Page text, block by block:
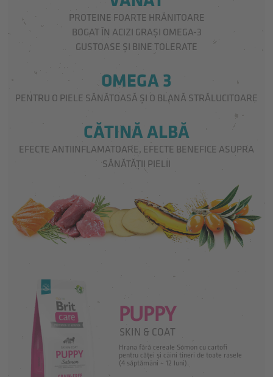
PROTEINE FOARTE HRĂNITOARE
BOGAT ÎN ACIZI GRAȘI OMEGA-3
GUSTOASE ȘI BINE TOLERATE
OMEGA 3
PENTRU O PIELE SĂNĂTOASĂ ȘI O BLANĂ STRĂLUCITOARE
CĂTINĂ ALBĂ
EFECTE ANTIINFLAMATOARE, EFECTE BENEFICE ASUPRA
SĂNĂTĂȚII PIELII
PUPPY
SKIN & COAT
Hrana fără cereale Somon cu cartofi
pentru căței și câini tineri de toate rasele
(4 săptămâni – 12 luni).